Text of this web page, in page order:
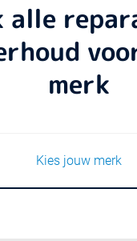
alle
merk
Kies jouw merk